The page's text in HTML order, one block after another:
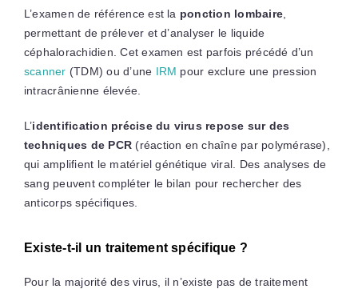
L’examen de référence est la ponction lombaire
permettant de prélever et d’analyser le liquide
céphalorachidien. Cet examen est parfois précédé d’un
scanner (TDM) ou d’une IRM pour exclure une pression
intracrânienne élevée.
L’identification précise du virus repose sur des
techniques de PCR (réaction en chaîne par polymérase),
qui amplifient le matériel génétique viral. Des analyses de
sang peuvent compléter le bilan pour rechercher des
anticorps spécifiques.
Existe-t-il un traitement spécifique ?
Pour la majorité des virus, il n’existe pas de traitement